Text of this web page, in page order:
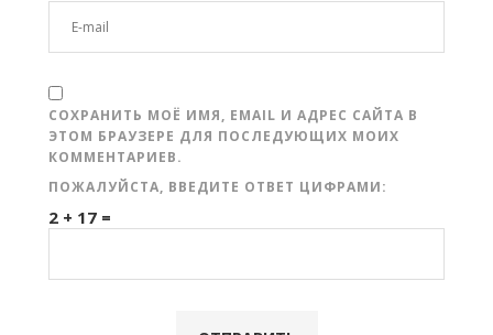
СОХРАНИТЬ МОЁ ИМЯ, EMAIL И АДРЕС САЙТА В
ЭТОМ БРАУЗЕРЕ ДЛЯ ПОСЛЕДУЮЩИХ МОИХ
КОММЕНТАРИЕВ.
ПОЖАЛУЙСТА, ВВЕДИТЕ ОТВЕТ ЦИФРАМИ:
2 + 17 =